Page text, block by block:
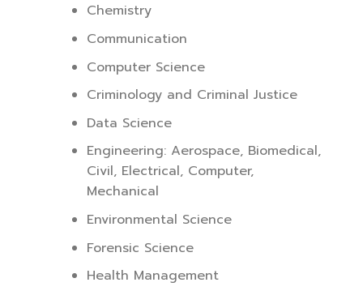
Chemistry
Communication
Computer Science
Criminology and Criminal Justice
Data Science
Engineering: Aerospace, Biomedical,
Civil, Electrical, Computer,
Mechanical
Environmental Science
Forensic Science
Health Management